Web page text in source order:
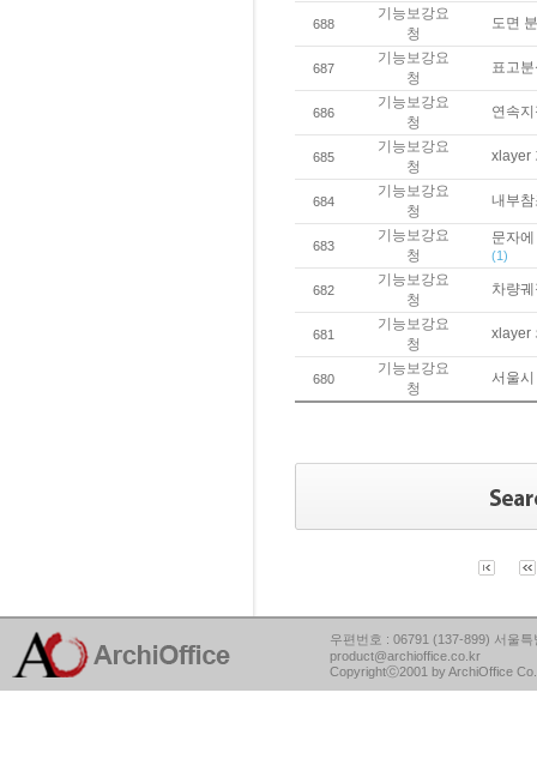
688
기능보강요
청
도면
687
기능보강요
청
표고
686
기능보강요
청
연속
685
기능보강요
청
xlayer
684
기능보강요
청
내부
683
기능보강요
청
문자
(1)
682
기능보강요
청
차량
681
기능보강요
청
xlayer
680
기능보강요
청
서울
우편번호 : 06791 (137-899) 서울
product@archioffice.co.kr
Copyrightⓒ2001 by ArchiOffice